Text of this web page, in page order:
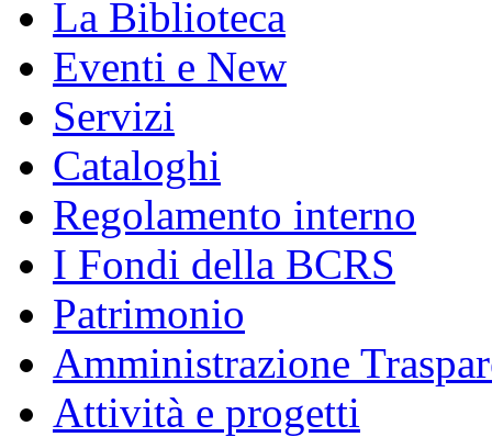
La Biblioteca
Eventi e New
Servizi
Cataloghi
Regolamento interno
I Fondi della BCRS
Patrimonio
Amministrazione
Attività e progetti